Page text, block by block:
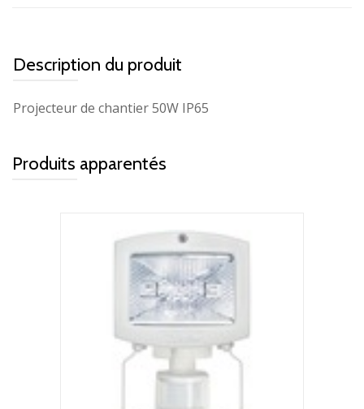
Description du produit
Projecteur de chantier 50W IP65
Produits apparentés